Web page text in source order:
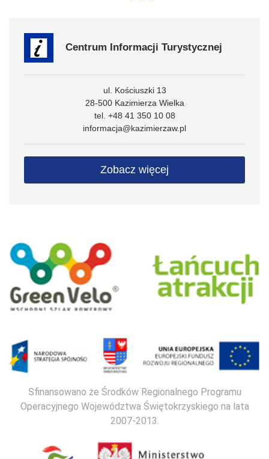
Centrum Informacji Turystycznej
ul. Kościuszki 13
28-500 Kazimierza Wielka
tel. +48 41 350 10 08
informacja@kazimierzaw.pl
Zobacz więcej
Sfinansowano ze Środków Regionalnego Programu
Operacyjnego Województwa Świętokrzyskiego na lata
2007-2013.